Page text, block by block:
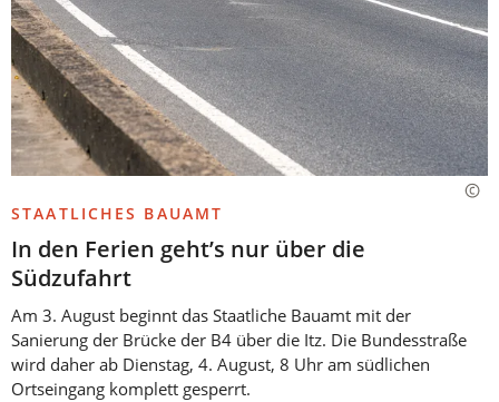
STAATLICHES BAUAMT
In den Ferien geht’s nur über die
Südzufahrt
Am 3. August beginnt das Staatliche Bauamt mit der
Sanierung der Brücke der B4 über die Itz. Die Bundesstraße
wird daher ab Dienstag, 4. August, 8 Uhr am südlichen
Ortseingang komplett gesperrt.